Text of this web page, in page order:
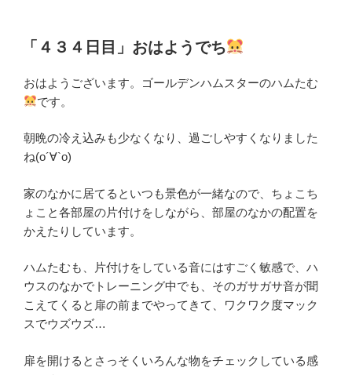
「４３４日目」おはようでち
おはようございます。ゴールデンハムスターのハムたむ
です。
朝晩の冷え込みも少なくなり、過ごしやすくなりました
ね(о´∀`о)
家のなかに居てるといつも景色が一緒なので、ちょこち
ょこと各部屋の片付けをしながら、部屋のなかの配置を
かえたりしています。
ハムたむも、片付けをしている音にはすごく敏感で、ハ
ウスのなかでトレーニング中でも、そのガサガサ音が聞
こえてくると扉の前までやってきて、ワクワク度マック
スでウズウズ…
扉を開けるとさっそくいろんな物をチェックしている感